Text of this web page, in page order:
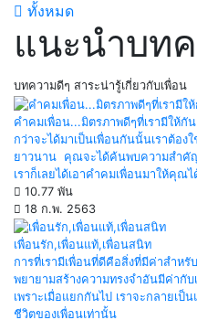
ทั้งหมด
แนะนำบท
บทความดีๆ สาระน่ารู้เกี่ยวกับเพื่อน
คำคมเพื่อน...มิตรภาพดีๆที่เรามีให้กัน
กว่าจะได้มาเป็นเพื่อนกันนั้นเราต้อง
ยาวนาน คุณจะได้ค้นพบความสำคั
เราก็เลยได้เอาคำคมเพื่อนมาให้คุณ
10.77 พัน
18 ก.พ. 2563
เพื่อนรัก,เพื่อนแท้,เพื่อนสนิท
การที่เรามีเพื่อนที่ดีคือสิ่งที่มีค่าสำห
พยายามสร้างความทรงจำอันมีค่ากับ
เพราะเมื่อแยกกันไป เราจะกลายเ
ชีวิตของเพื่อนเท่านั้น